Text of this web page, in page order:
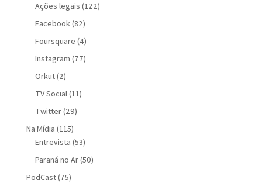
Ações legais (122)
Facebook(82)
Foursquare (4)
Instagram (77)
Orkut(2)
TV Social(11)
Twitter(29)
Na Mídia (115)
Entrevista (53)
Paraná no Ar(50)
PodCast(75)